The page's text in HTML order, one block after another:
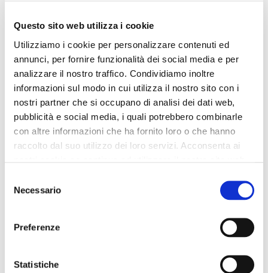
Questo sito web utilizza i cookie
Utilizziamo i cookie per personalizzare contenuti ed
annunci, per fornire funzionalità dei social media e per
analizzare il nostro traffico. Condividiamo inoltre
informazioni sul modo in cui utilizza il nostro sito con i
nostri partner che si occupano di analisi dei dati web,
pubblicità e social media, i quali potrebbero combinarle
con altre informazioni che ha fornito loro o che hanno
raccolto dal suo utilizzo dei loro servizi. Acconsenta ai
delNecessario
Preferenze
Statistiche